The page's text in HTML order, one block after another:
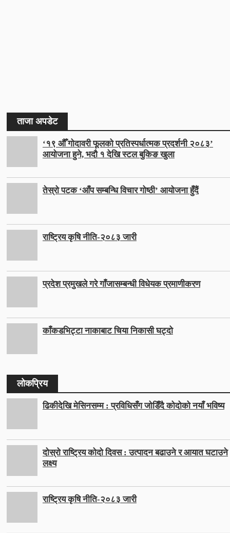
ताजा अपडेट
‘१९ औँ गोदावरी फूलको प्रतिस्पर्धात्मक प्रदर्शनी २०८३’
आयोजना हुने, भदौ १ देखि स्टल बुकिङ खुला
तेस्रो पटक ‘आँप सम्बन्धि विचार गोष्ठी’ आयोजना हुँदैं
राष्ट्रिय कृषि नीति-२०८३ जारी
प्रदेश प्रमुखले गरे गाँजासम्बन्धी विधेयक प्रमाणीकरण
काँकडभिट्टा नाकाबाट चिया निकासी घट्दो
लोकप्रिय
ढिकीदेखि मेसिनसम्म : प्रविधिसँग जोडिँदै कोदोको नयाँ भविष्य
दोस्रो राष्ट्रिय कोदो दिवस : उत्पादन बढाउने र आयात घटाउने
लक्ष्य
राष्ट्रिय कृषि नीति-२०८३ जारी